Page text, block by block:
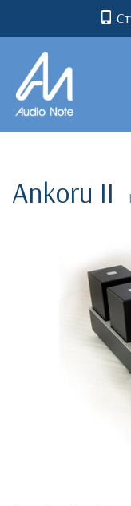
Ankoru II